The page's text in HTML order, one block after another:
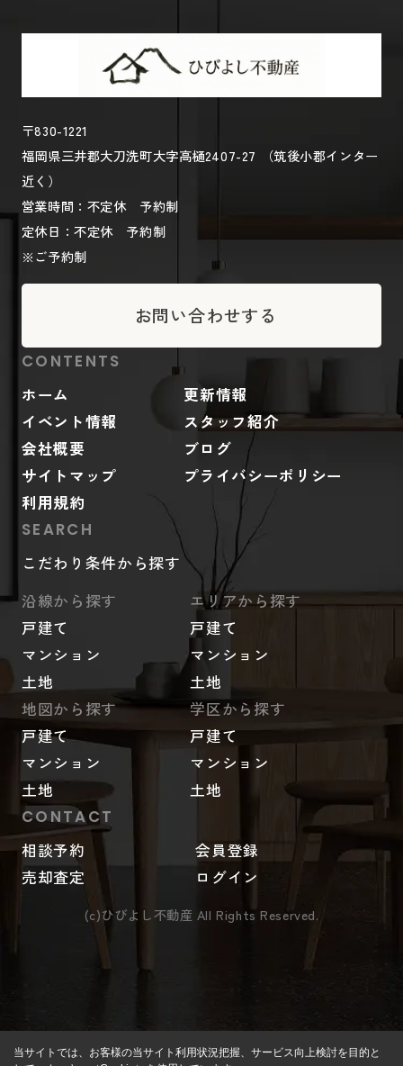
〒830-1221
福岡県三井郡大刀洗町大字高樋2407-27 （筑後小郡インター
近く）
営業時間：不定休 予約制
定休日：不定休 予約制
※ご予約制
お問い合わせする
CONTENTS
ホーム
更新情報
イベント情報
スタッフ紹介
会社概要
ブログ
サイトマップ
プライバシーポリシー
利用規約
SEARCH
こだわり条件から探す
沿線から探す
戸建て
マンション
土地
エリアから探す
戸建て
マンション
土地
地図から探す
戸建て
マンション
土地
学区から探す
戸建て
マンション
土地
CONTACT
相談予約
会員登録
売却査定
ログイン
(c)ひびよし不動産 All Rights Reserved.
当サイトでは、お客様の当サイト利用状況把握、サービス向上検討を目的と